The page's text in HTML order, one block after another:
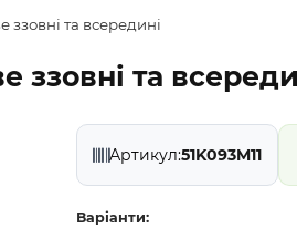
ззовні та всередині
ззовні та
Артикул:51K093M11
Варіанти: